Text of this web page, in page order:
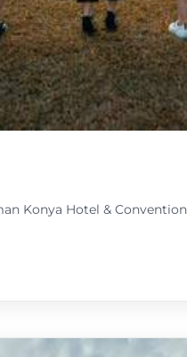
Konya Hotel & Convention